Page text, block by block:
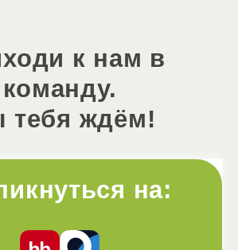
к нам в
команду.
тебя ждём!
на: